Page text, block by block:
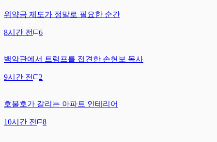
위약금 제도가 정말로 필요한 순간
8시간 전 6
백악관에서 트럼프를 접견한 손현보 목사
9시간 전 2
호불호가 갈리는 아파트 인테리어
10시간 전 8